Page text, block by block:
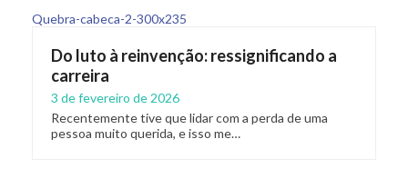
Do luto à reinvenção: ressignificando a
carreira
3 de fevereiro de 2026
Recentemente tive que lidar com a perda de uma
pessoa muito querida, e isso me…